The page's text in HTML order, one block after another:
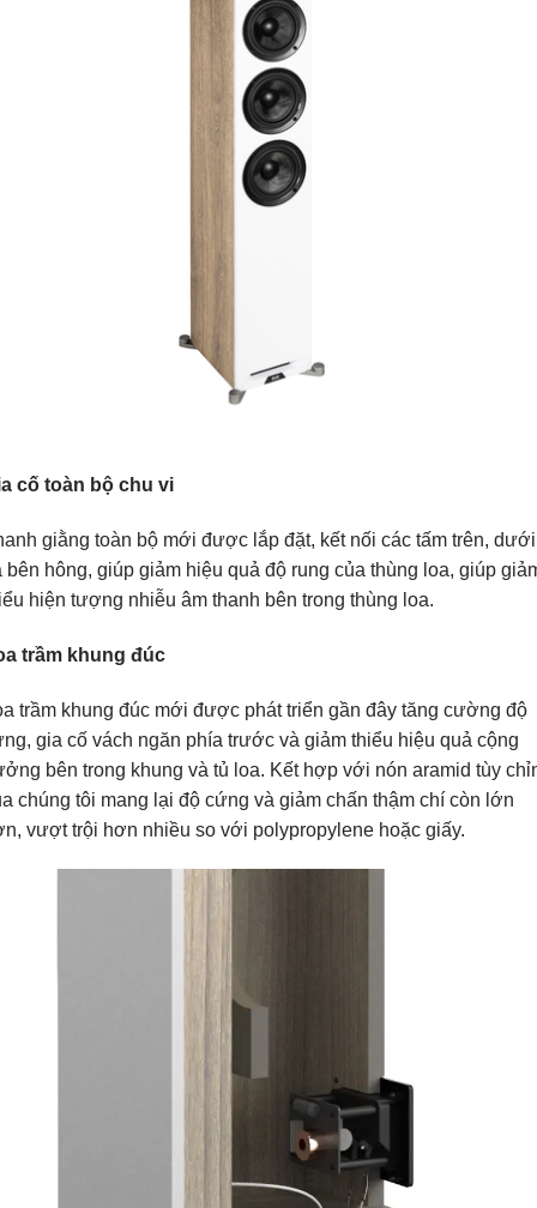
cố toàn bộ chu vi
giằng toàn bộ mới được lắp đặt, kết nối các tấm trên, dưới
bên hông, giúp giảm hiệu quả độ rung của thùng loa, giúp
hiện tượng nhiễu âm thanh bên trong thùng loa.
trầm khung đúc
trầm khung đúc mới được phát triển gần đây tăng cường độ
gia cố vách ngăn phía trước và giảm thiểu hiệu quả cộng
bên trong khung và tủ loa. Kết hợp với nón aramid tùy
chúng tôi mang lại độ cứng và giảm chấn thậm chí còn lớn
vượt trội hơn nhiều so với polypropylene hoặc giấy.